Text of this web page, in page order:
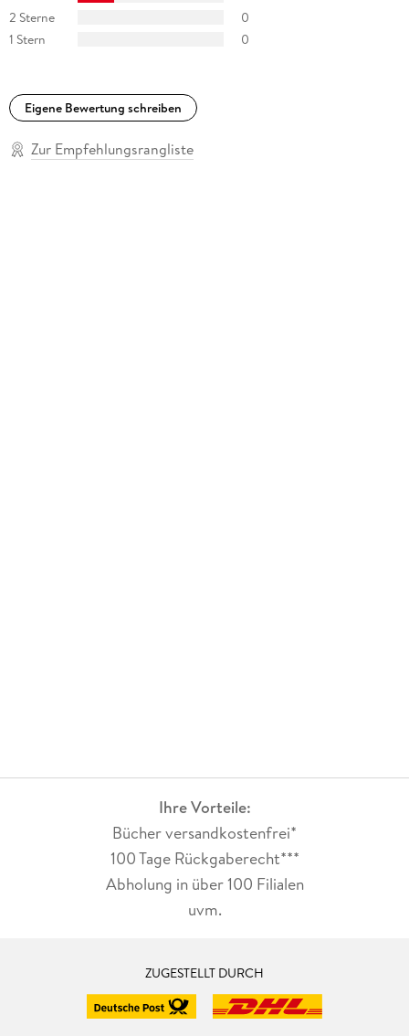
2 Sterne
0
1 Stern
0
Eigene Bewertung schreiben
Zur Empfehlungsrangliste
Ihre Vorteile:
Bücher versandkostenfrei*
100 Tage Rückgaberecht***
Abholung in über 100 Filialen
uvm.
ZUGESTELLT DURCH